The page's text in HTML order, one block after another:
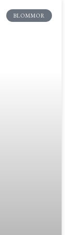
BLOMMOR